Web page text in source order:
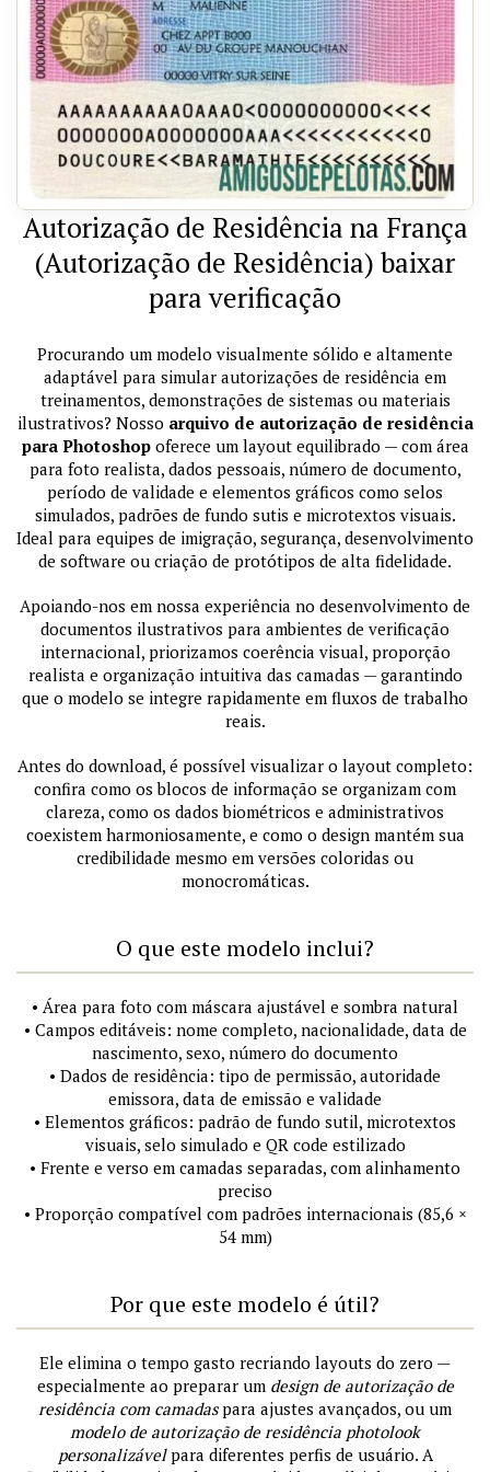
Autorização de Residência na França
(Autorização de Residência) baixar
para verificação
Procurando um modelo visualmente sólido e altamente
adaptável para simular autorizações de residência em
treinamentos, demonstrações de sistemas ou materiais
ilustrativos? Nosso arquivo de autorização de residência
para Photoshopoferece um layout equilibrado — com área
para foto realista, dados pessoais, número de documento,
período de validade e elementos gráficos como selos
simulados, padrões de fundo sutis e microtextos visuais.
Ideal para equipes de imigração, segurança, desenvolvimento
de software ou criação de protótipos de alta fidelidade.
Apoiando-nos em nossa experiência no desenvolvimento de
documentos ilustrativos para ambientes de verificação
internacional, priorizamos coerência visual, proporção
realista e organização intuitiva das camadas — garantindo
que o modelo se integre rapidamente em fluxos de trabalho
reais.
Antes do download, é possível visualizar o layout completo:
confira como os blocos de informação se organizam com
clareza, como os dados biométricos e administrativos
coexistem harmoniosamente, e como o design mantém sua
credibilidade mesmo em versões coloridas ou
monocromáticas.
O que este modelo inclui?
• Área para foto com máscara ajustável e sombra natural
• Campos editáveis: nome completo, nacionalidade, data de
nascimento, sexo, número do documento
• Dados de residência: tipo de permissão, autoridade
emissora, data de emissão e validade
• Elementos gráficos: padrão de fundo sutil, microtextos
visuais, selo simulado e QR code estilizado
• Frente e verso em camadas separadas, com alinhamento
preciso
• Proporção compatível com padrões internacionais (85,6 ×
54 mm)
Por que este modelo é útil?
Ele elimina o tempo gasto recriando layouts do zero —
especialmente ao preparar um design de autorização de
residência com camadaspara ajustes avançados, ou um
modelo de autorização de residência photolook
personalizávelpara diferentes perfis de usuário. A